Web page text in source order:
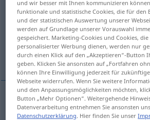
[ĩˈkautu]
Übersicht aller Übersetzungen
(Für mehr Details die Übersetzung
unvorsichtig, unbedacht
unvorsichtig incauto
und wir besser mit Ihnen kommunizieren
funktionale und statistische Cookies, die für den
und der statistischen Auswertung unserer
werden auf Grundlage unserer Vorauswahl
gespeichert. Marketing-Cookies und Cookies,
personalisierter Werbung dienen, werden nur
durch einen Klick auf den „Akzeptieren“-Button
geben. Klicken Sie ansonsten auf „Fortfahren
können Ihre Einwilligung jederzeit für
Webseite widerrufen. Wenn Sie weitere
und den Anpassungsmöglichkeiten möchten,
Button „Mehr Optionen“. Weitergehende
Datenverarbeitung entnehmen Sie ansonsten
Datenschutzerklärung. Hier finden Sie unser